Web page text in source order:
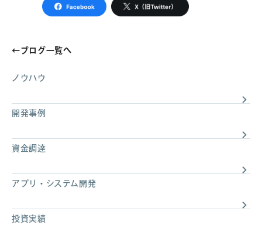
←ブログ一覧へ
ノウハウ
開発事例
資金調達
アプリ・システム開発
投資実績